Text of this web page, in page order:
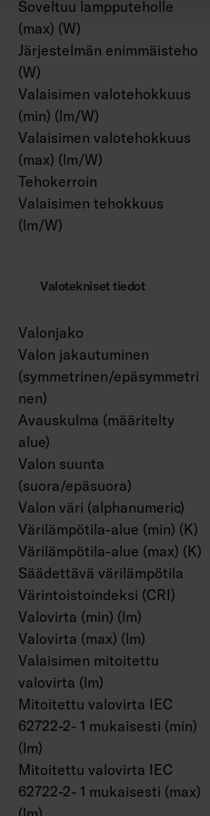
Soveltuu lampputeholle
(max) (W)
Järjestelmän enimmäisteho
(W)
Valaisimen valotehokkuus
(min) (lm/W)
Valaisimen valotehokkuus
(max) (lm/W)
Tehokerroin
Valaisimen tehokkuus
(lm/W)
Valotekniset tiedot
Valonjako
Valon jakautuminen
(symmetrinen/epäsymmetri
nen)
Avauskulma (määritelty
alue)
Valon suunta
(suora/epäsuora)
Valon väri (alphanumeric)
Värilämpötila-alue (min) (K)
Värilämpötila-alue (max) (K)
Säädettävä värilämpötila
Värintoistoindeksi (CRI)
Valovirta (min) (lm)
Valovirta (max) (lm)
Valaisimen mitoitettu
valovirta (lm)
Mitoitettu valovirta IEC
62722-2- 1 mukaisesti (min)
(lm)
Mitoitettu valovirta IEC
62722-2- 1 mukaisesti (max)